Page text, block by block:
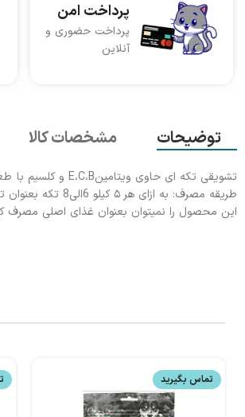
پرداخت امن
پرداخت حضوری و
آنلاین
توضیحات مشخصات کالا
تشویقی تکه ای حاوی ویتامینE،C،B و کلسیم با طعم های مختلف تجربه ای بیادماندنی و وسوسه انگیز برای سگ ها.
طریقه مصرف: به ازای هر ۵ کیلو 6الی8 تکه بعنوان تشویقی و میان و عده مصرف شود.
این محصول را نمیتوان بعنوان غذای اصلی مصرف
تماس بگیرید